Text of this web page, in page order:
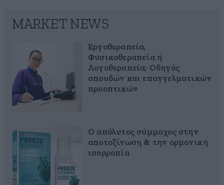
MARKET NEWS
Εργοθεραπεία,
Φυσικοθεραπεία ή
Λογοθεραπεία; Οδηγός
σπουδών και επαγγελματικών
προοπτικών
Ο απόλυτος σύμμαχος στην
αποτοξίνωση & την ορμονική
ισορροπία